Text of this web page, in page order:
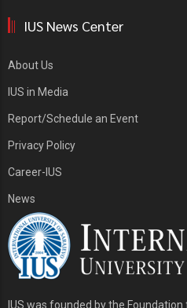
IUS News Center
About Us
IUS in Media
Report/Schedule an Event
Privacy Policy
Career-IUS
News
IUS was founded by the